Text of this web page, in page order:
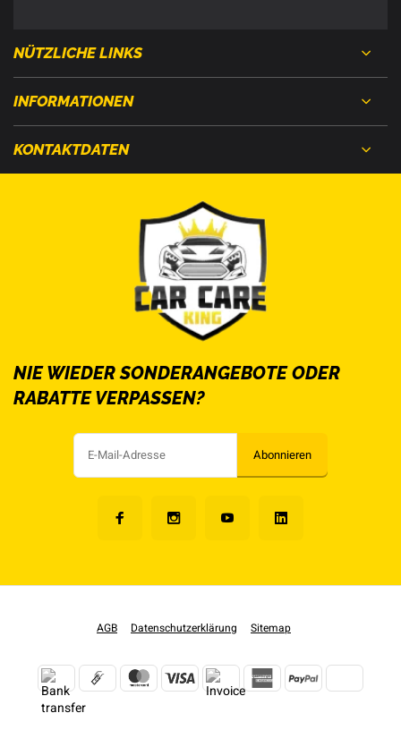
NÜTZLICHE LINKS
INFORMATIONEN
KONTAKTDATEN
NIE WIEDER SONDERANGEBOTE ODER
RABATTE VERPASSEN?
Abonnieren
AGB Datenschutzerklärung Sitemap